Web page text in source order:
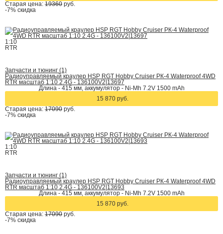
Старая цена: 19360 руб.
-7% скидка
1:10
RTR
Запчасти и тюнинг (1)
Радиоуправляемый краулер HSP RGT Hobby Cruiser РК-4 Waterproof 4WD
RTR масштаб 1:10 2.4G - 136100V2|13697
Длина - 415 мм, аккумулятор - Ni-Mh 7.2V 1500 mAh
15 870 руб.
Старая цена: 17090 руб.
-7% скидка
1:10
RTR
Запчасти и тюнинг (1)
Радиоуправляемый краулер HSP RGT Hobby Cruiser РК-4 Waterproof 4WD
RTR масштаб 1:10 2.4G - 136100V2|13693
Длина - 415 мм, аккумулятор - Ni-Mh 7.2V 1500 mAh
15 870 руб.
Старая цена: 17090 руб.
-7% скидка